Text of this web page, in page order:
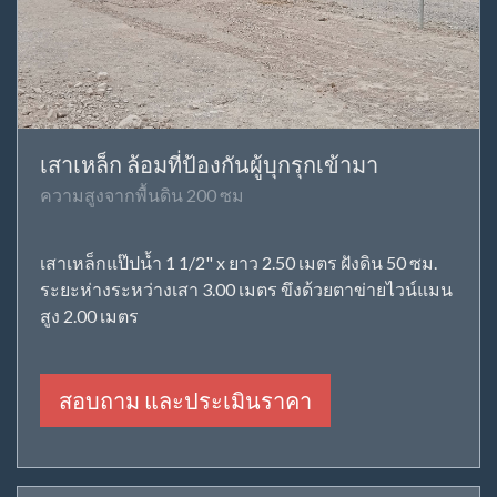
เสาเหล็ก ล้อมที่ป้องกันผู้บุกรุกเข้ามา
ความสูงจากพื้นดิน 200 ซม
เสาเหล็กแป๊ปน้ำ 1 1/2" x ยาว 2.50 เมตร ฝังดิน 50 ซม.
ระยะห่างระหว่างเสา 3.00 เมตร ขึงด้วยตาข่ายไวน์แมน
สูง 2.00 เมตร
สอบถาม และประเมินราคา